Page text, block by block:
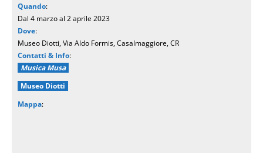
Quando:
Dal 4 marzo al 2 aprile 2023
Dove:
Museo Diotti, Via Aldo Formis, Casalmaggiore, CR
Contatti & Info:
Musica Musa
Museo Diotti
Mappa: